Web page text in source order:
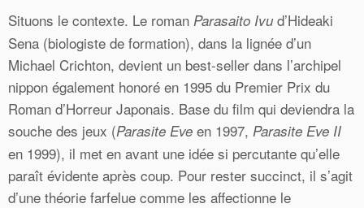
Situons le contexte. Le roman Parasaito Ivu d’Hideaki
Sena (biologiste de formation), dans la lignée d’un
Michael Crichton, devient un best-seller dans l’archipel
nippon également honoré en 1995 du Premier Prix du
Roman d’Horreur Japonais. Base du film qui deviendra la
souche des jeux (Parasite Eve en 1997, Parasite Eve II
en 1999), il met en avant une idée si percutante qu’elle
paraît évidente après coup. Pour rester succinct, il s’agit
d’une théorie farfelue comme les affectionne le